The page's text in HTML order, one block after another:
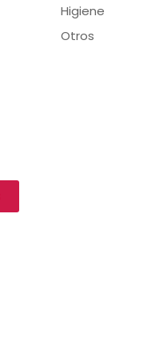
Higiene
Otros